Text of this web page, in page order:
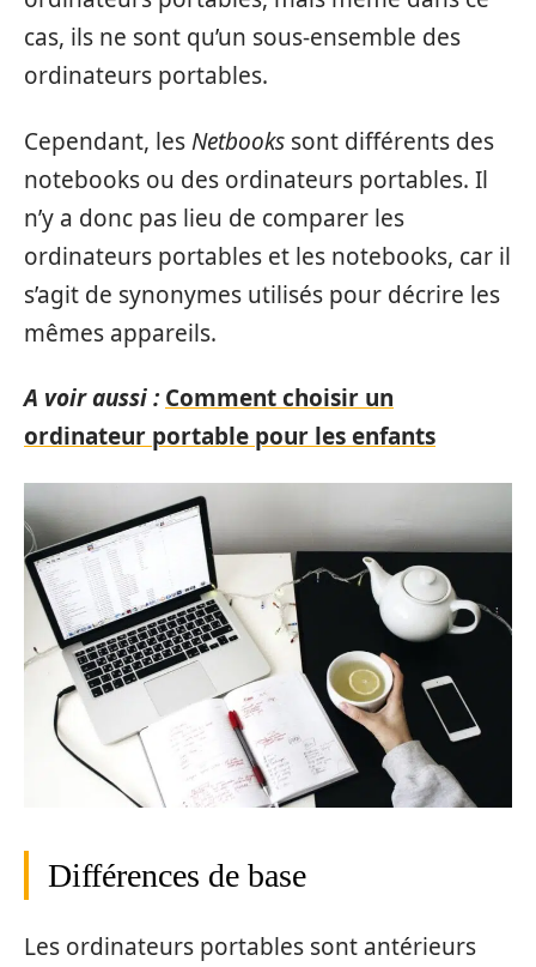
cas, ils ne sont qu’un sous-ensemble des
ordinateurs portables.
Cependant, lesNetbooks sont différents des
notebooks ou des ordinateurs portables. Il
n’y a donc pas lieu de comparer les
ordinateurs portables et les notebooks, car il
s’agit de synonymes utilisés pour décrire les
mêmes appareils.
A voir aussi : Comment choisir un
ordinateur portable pour les enfants
Différences de base
Les ordinateurs portables sont antérieurs